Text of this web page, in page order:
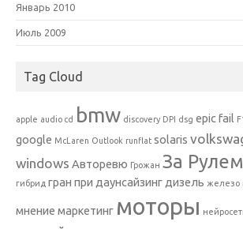
Январь 2010
Июль 2009
Tag Cloud
apple audio cd bmw discovery DPI dsg epic fail
google McLaren Outlook runflat solaris
windows Авторевю Грожан За Рулем
гибрид гран при даунсайзинг дизель железо
мнение маркетинг моторы